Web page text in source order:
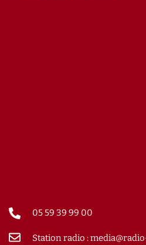
05 59 39 99 00
Station radio :